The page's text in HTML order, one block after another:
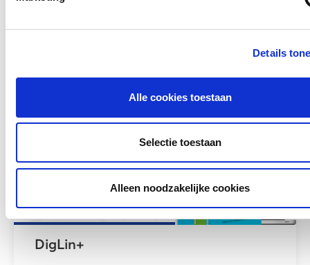
Details
Alle cookies toestaan
Selectie toestaan
Alleen noodzakelijke cookies
Alfabetiseringsmethode voor
DigLin+